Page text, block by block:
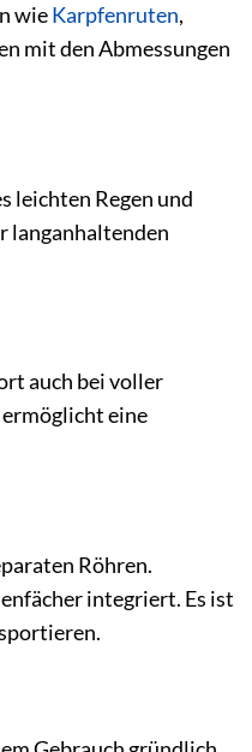
wieKarpfenruten,
mit den Abmessungen
leichten Regen und
langanhaltenden
auch bei voller
eine
Röhren.
integriert. Es ist